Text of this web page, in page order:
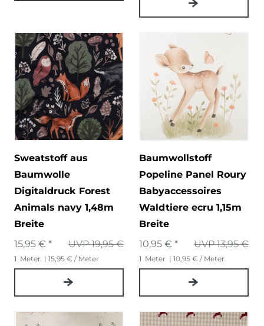
Sweatstoff aus
Baumwolle
Digitaldruck Forest
Animals navy 1,48m
Breite
UVP 19,95 €
15,95 € *
1 Meter | 15,95 € / Meter
Baumwollstoff
Popeline Panel Roury
Babyaccessoires
Waldtiere ecru 1,15m
Breite
UVP 13,95 €
10,95 € *
1 Meter | 10,95 € / Meter